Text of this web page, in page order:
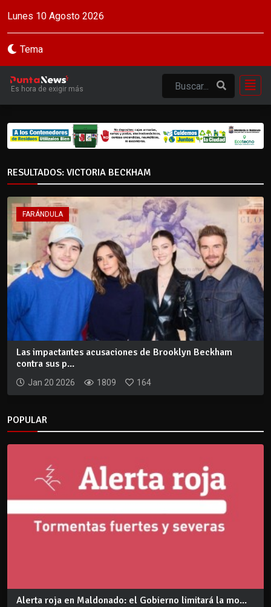
Lunes 10 Agosto 2026
Tema
Es hora de exigir más
RESULTADOS: VICTORIA BECKHAM
FARÁNDULA
Las impactantes acusaciones de Brooklyn Beckham
contra sus p...
Jan 20 2026 1809 164
POPULAR
Alerta roja en Maldonado: el Gobierno limitará la mo...